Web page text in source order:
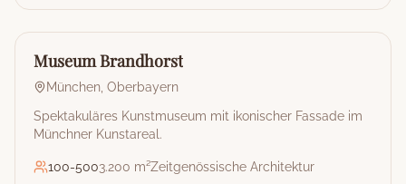
🏰
Museum & Kulturstätte
Museum Brandhorst
München Oberbayern
Spektakuläres Kunstmuseum mit ikonischer Fassade im
Münchner Kunstareal.
100-5003.200 m²Zeitgenössische Architektur